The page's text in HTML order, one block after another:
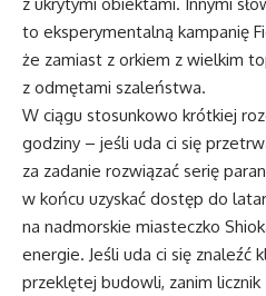
to eksperymentalną kampanię
że zamiast z orkiem z wielkim
z odmętami szaleństwa.
W ciągu stosunkowo krótkiej
godziny – jeśli uda ci się
za zadanie rozwiązać serię
w końcu uzyskać dostęp do
na nadmorskie miasteczko
energie. Jeśli uda ci się znaleźć
przeklętej budowli, zanim licznik